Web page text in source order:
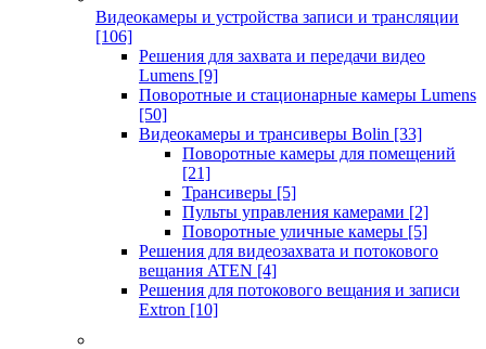
Видеокамеры и устройства записи и трансляции
[106]
Решения для захвата и передачи видео
Lumens [9]
Поворотные и стационарные камеры Lumens
[50]
Видеокамеры и трансиверы Bolin [33]
Поворотные камеры для помещений
[21]
Трансиверы [5]
Пульты управления камерами [2]
Поворотные уличные камеры [5]
Решения для видеозахвата и потокового
вещания ATEN [4]
Решения для потокового вещания и записи
Extron [10]